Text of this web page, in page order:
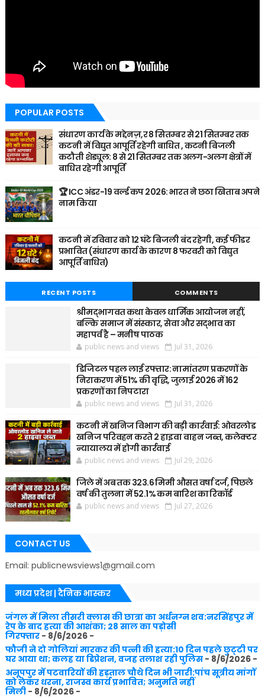
POPULAR POSTS
संधारण कार्य के मद्देनज़,र 8 सितम्बर से 21 सितम्बर तक
कटनी में विद्युत आपूर्ति रहेगी बाधित , कटनी बिजली
कटौती शेड्यूल: 8 से 21 सितम्बर तक अलग-अलग क्षेत्रों में
बाधित रहेगी आपूर्ति
🏆 ICC अंडर-19 वर्ल्ड कप 2026: भारत ने छठा खिताब अपने
नाम किया
कटनी में रविवार को 12 घंटे बिजली बंद रहेगी, कई फीडर
प्रभावित (संधारण कार्य के कारण 8 फरवरी को विद्युत
आपूर्ति बाधित)
RECENT POSTS COMMENTS
श्रीमद्भागवत कथा केवल धार्मिक आयोजन नहीं,
बल्कि समाज में संस्कार, सेवा और सद्भाव का
महापर्व है – मनीष पाठक
public news and views Jul 31, 2026
डिजिटल पहल लाई रफ्तार: नामांतरण प्रकरणों के
निराकरण में 51% की वृद्धि, जुलाई 2026 में 162
प्रकरणों का निपटारा
public news and views Jul 31, 2026
कटनी में खनिज विभाग की बड़ी कार्रवाई: ओवरलोड
खनिज परिवहन करते 2 हाइवा वाहन जब्त, कलेक्टर
न्यायालय में होगी कार्रवाई
public news and views Jul 29, 2026
जिले में अब तक 323.6 मिमी औसत वर्षा दर्ज, पिछले
वर्ष की तुलना में 52.1% कम बारिश का रिकॉर्ड
public news and views Jul 27, 2026
CONTACT US
Email: publicnewsviews1@gmail.com
मध्य प्रदेश | दैनिक भास्कर
जंगल में मिला तीसरी क्लास की छात्रा का अर्धनग्न शव:नरसिंहपुर में
रेप के बाद हत्या की आशंका; 28 साल का पड़ोसी
गिरफ्तार- 8/6/2026-
फौजी ने दो गोलियां मारकर की पत्नी की हत्या:10 दिन पहले छुट्‌टी पर
घर आया था; कलह या डिप्रेशन, वजह तलाश रही पुलिस- 8/6/2026-
अनूपपुर में पटवारियों की हड़ताल चौथे दिन भी जारी:पांच सूत्रीय मांगों
को लेकर धरना, राजस्व कार्य प्रभावित; अनुमति नहीं
मिली- 8/6/2026-